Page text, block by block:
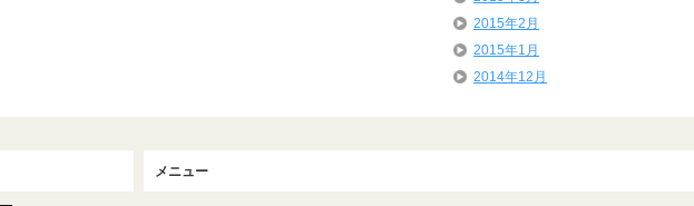
2015年2月
2015年1月
2014年12月
メニュー